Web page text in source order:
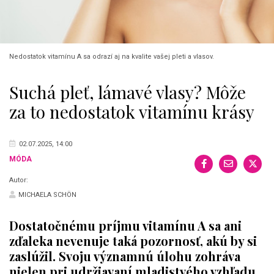
Nedostatok vitamínu A sa odrazí aj na kvalite vašej pleti a vlasov.
Suchá pleť, lámavé vlasy? Môže
za to nedostatok vitamínu krásy
02.07.2025, 14:00
MÓDA
Autor:
MICHAELA SCHÖN
Dostatočnému príjmu vitamínu A sa ani
zďaleka nevenuje taká pozornosť, akú by si
zaslúžil. Svoju významnú úlohu zohráva